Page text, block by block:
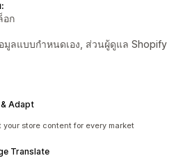
อก
ลแบบกำหนดเอง, ส่วนผู้ดูแล Shopify
Adapt
store content for every market
Translate